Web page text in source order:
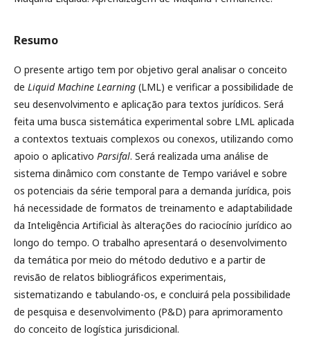
Resumo
O presente artigo tem por objetivo geral analisar o conceito
de Liquid Machine Learning (LML) e verificar a possibilidade de
seu desenvolvimento e aplicação para textos jurídicos. Será
feita uma busca sistemática experimental sobre LML aplicada
a contextos textuais complexos ou conexos, utilizando como
apoio o aplicativo Parsifal. Será realizada uma análise de
sistema dinâmico com constante de Tempo variável e sobre
os potenciais da série temporal para a demanda jurídica, pois
há necessidade de formatos de treinamento e adaptabilidade
da Inteligência Artificial às alterações do raciocínio jurídico ao
longo do tempo. O trabalho apresentará o desenvolvimento
da temática por meio do método dedutivo e a partir de
revisão de relatos bibliográficos experimentais,
sistematizando e tabulando-os, e concluirá pela possibilidade
de pesquisa e desenvolvimento (P&D) para aprimoramento
do conceito de logística jurisdicional.